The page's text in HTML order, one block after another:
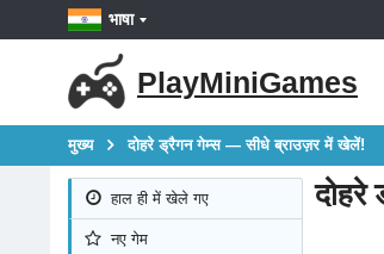
भाषा
PlayMiniGames
मुख्य दोहरे ड्रैगन गेम्स — सीधे ब्राउज़र में खेलें!
हाल ही में खेले गए
नए गेम